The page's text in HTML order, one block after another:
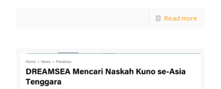
Read more